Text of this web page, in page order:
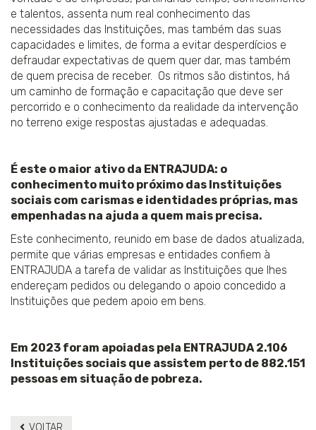
e talentos, assenta num real conhecimento das
necessidades das Instituições, mas também das suas
capacidades e limites, de forma a evitar desperdícios e
defraudar expectativas de quem quer dar, mas também
de quem precisa de receber. Os ritmos são distintos, há
um caminho de formação e capacitação que deve ser
percorrido e o conhecimento da realidade da intervenção
no terreno exige respostas ajustadas e adequadas.
É este o maior ativo da ENTRAJUDA: o
conhecimento muito próximo das Instituições
sociais com carismas e identidades próprias, mas
empenhadas na ajuda a quem mais precisa.
Este conhecimento, reunido em base de dados atualizada,
permite que várias empresas e entidades confiem à
ENTRAJUDA a tarefa de validar as Instituições que lhes
endereçam pedidos ou delegando o apoio concedido a
Instituições que pedem apoio em bens.
Em 2023 foram apoiadas pela ENTRAJUDA 2.106
Instituições sociais que assistem perto de 882.151
pessoas em situação de pobreza.
VOLTAR